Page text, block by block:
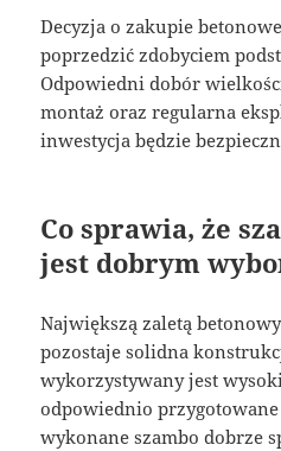
Decyzja o zakupie
poprzedzić zdobyciem
Odpowiedni dobór
montaż oraz regularna
inwestycja będzie
Co sprawia, że
jest dobrym
Największą zaletą
pozostaje solidna
wykorzystywany jest
odpowiednio
wykonane szambo dobrze